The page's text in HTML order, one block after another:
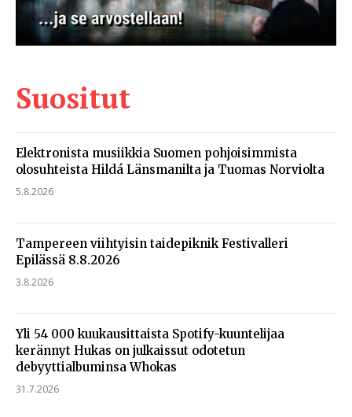
Suositut
Elektronista musiikkia Suomen pohjoisimmista
olosuhteista Hildá Länsmanilta ja Tuomas Norviolta
5.8.2026
Tampereen viihtyisin taidepiknik Festivalleri
Epilässä 8.8.2026
3.8.2026
Yli 54 000 kuukausittaista Spotify-kuuntelijaa
kerännyt Hukas on julkaissut odotetun
debyyttialbuminsa Whokas
31.7.2026